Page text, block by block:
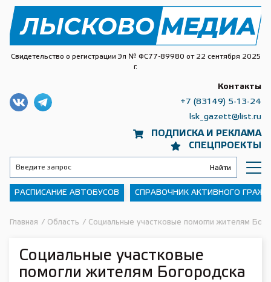
Свидетельство о регистрации Эл № ФС77-89980 от 22 сентября 2025
г.
ПОДПИСКА И РЕКЛАМА
СПЕЦПРОЕКТЫ
Контакты
+7 (83149) 5-13-24
lsk_gazett@list.ru
РАСПИСАНИЕ АВТОБУСОВ СПРАВОЧНИК АКТИВНОГО
Главная / Область / Социальные участковые помогли жителям
Социальные участковые
помогли жителям Богородска